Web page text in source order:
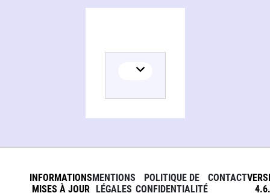
INFORMATIONS
MISES À JOUR
MENTIONS
LÉGALES
POLITIQUE DE
CONFIDENTIALITÉ
CONTACT